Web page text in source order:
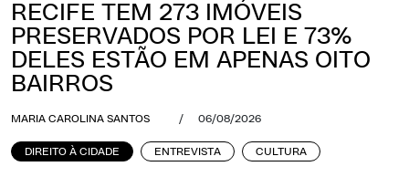
RECIFE TEM 273 IMÓVEIS
PRESERVADOS POR LEI E 73%
DELES ESTÃO EM APENAS OITO
BAIRROS
MARIA CAROLINA SANTOS / 06/08/2026
DIREITO À CIDADE ENTREVISTA CULTURA